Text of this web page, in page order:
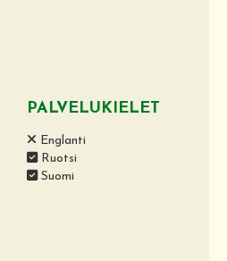
PALVELUKIELET
Englanti
Ruotsi
Suomi